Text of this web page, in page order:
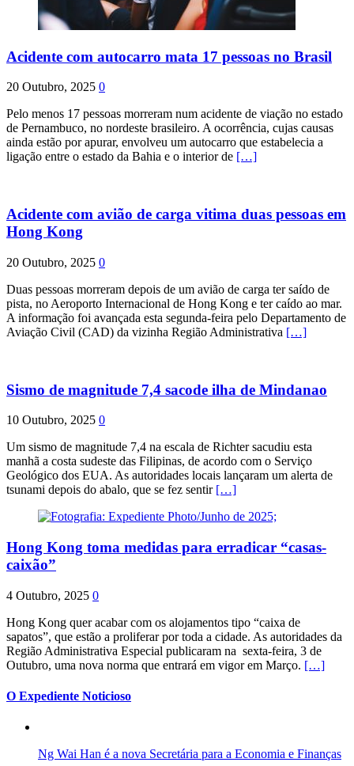
Acidente com autocarro mata 17 pessoas no Brasil
20 Outubro, 2025 0
Pelo menos 17 pessoas morreram num acidente de viação no estado
de Pernambuco, no nordeste brasileiro. A ocorrência, cujas causas
ainda estão por apurar, envolveu um autocarro que estabelecia a
ligação entre o estado da Bahia e o interior de […]
Acidente com avião de carga vitima duas pessoas em
Hong Kong
20 Outubro, 2025 0
Duas pessoas morreram depois de um avião de carga ter saído de
pista, no Aeroporto Internacional de Hong Kong e ter caído ao mar.
A informação foi avançada esta segunda-feira pelo Departamento de
Aviação Civil (CAD) da vizinha Região Administrativa […]
Sismo de magnitude 7,4 sacode ilha de Mindanao
10 Outubro, 2025 0
Um sismo de magnitude 7,4 na escala de Richter sacudiu esta
manhã a costa sudeste das Filipinas, de acordo com o Serviço
Geológico dos EUA. As autoridades locais lançaram um alerta de
tsunami depois do abalo, que se fez sentir […]
Hong Kong toma medidas para erradicar “casas-
caixão”
4 Outubro, 2025 0
Hong Kong quer acabar com os alojamentos tipo “caixa de
sapatos”, que estão a proliferar por toda a cidade. As autoridades da
Região Administrativa Especial publicaram na sexta-feira, 3 de
Outubro, uma nova norma que entrará em vigor em Março. […]
O Expediente Noticioso
Ng Wai Han é a nova Secretária para a Economia e Finanças